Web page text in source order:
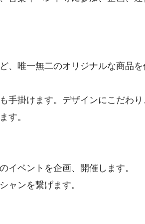
、唯一無二のオリジナルな商品を
手掛けます。デザインにこだわり
す。
イベントを企画、開催します。
ャンを繋げます。